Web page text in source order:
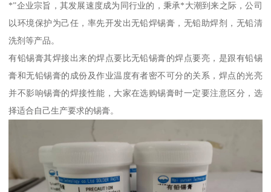
*”企业宗旨，其发展速度成为同行业的，秉承*大潮到来之际，公司
以环境保护为己任，率先开发出无铅焊锡膏，无铅助焊剂，无铅清
洗剂等产品。
有铅锡膏其焊接出来的焊点要比无铅锡膏的焊点要亮，是跟有铅锡
膏和无铅锡膏的成份及作业温度有者密不可分的关系，焊点的光亮
并不影响锡膏的焊接性能，大家在选购锡膏时一定要注意区分，选
择适合自己生产要求的锡膏。